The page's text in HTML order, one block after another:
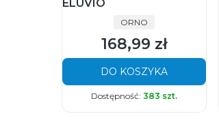
ELUVIO
PRODUCENT
ORNO
Cena
168,99 zł
DO KOSZYKA
Dostępność:383 szt.